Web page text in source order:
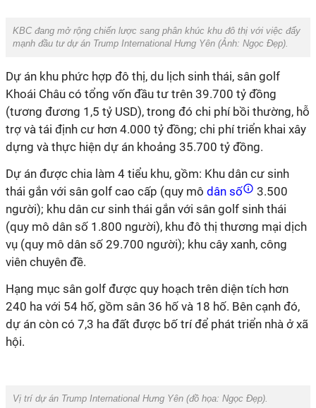
KBC đang mở rộng chiến lược sang phân khúc khu đô thị với việc đẩy
mạnh đầu tư dự án Trump International Hưng Yên (Ảnh: Ngọc Đẹp).
Dự án khu phức hợp đô thị, du lịch sinh thái, sân golf
Khoái Châu có tổng vốn đầu tư trên 39.700 tỷ đồng
(tương đương 1,5 tỷ USD), trong đó chi phí bồi thường, hỗ
trợ và tái định cư hơn 4.000 tỷ đồng; chi phí triển khai xây
dựng và thực hiện dự án khoảng 35.700 tỷ đồng.
Dự án được chia làm 4 tiểu khu, gồm: Khu dân cư sinh
thái gắn với sân golf cao cấp (quy mô dân số
3.500
người); khu dân cư sinh thái gắn với sân golf sinh thái
(quy mô dân số 1.800 người), khu đô thị thương mại dịch
vụ (quy mô dân số 29.700 người); khu cây xanh, công
viên chuyên đề.
Hạng mục sân golf được quy hoạch trên diện tích hơn
240 ha với 54 hố, gồm sân 36 hố và 18 hố. Bên cạnh đó,
dự án còn có 7,3 ha đất được bố trí để phát triển nhà ở xã
hội.
Vị trí dự án Trump International Hưng Yên (đồ họa: Ngọc Đẹp).